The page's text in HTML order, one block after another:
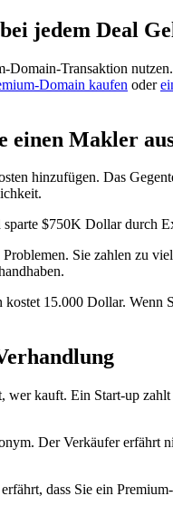
jedem Deal
Transaktion
Domain kaufen oder
einen Makler
hinzufügen. Das
$750K Dollar durch
Sie zahlen zu
15.000 Dollar.
wer kauft. Ein Start-up
Der Verkäufer erfährt
dass Sie ein